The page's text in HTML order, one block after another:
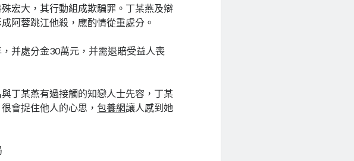
宏大，其行動組成欺騙罪。丁某燕及辯
阿蓉跳江他殺，應酌情從重處分。
并處分金30萬元，并需退賠受益人喪
丁某燕有過接觸的知戀人士先容，丁某
會捉住他人的心思，包養網讓人感到她